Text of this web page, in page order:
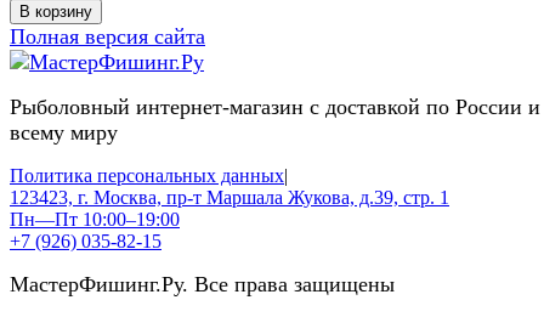
В корзину
Полная версия сайта
Рыболовный интернет-магазин с доставкой по России и
всему миру
Политика персональных данных|
123423, г. Москва, пр-т Маршала Жукова, д.39, стр. 1
Пн—Пт 10:00–19:00
+7 (926) 035-82-15
МастерФишинг.Ру. Все права защищены